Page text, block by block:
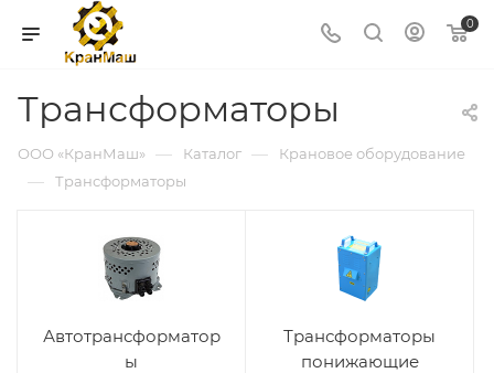
0
Трансформаторы
ООО «КранМаш» — Каталог — Крановое оборудование
— Трансформаторы
Автотрансформатор
ы
Трансформаторы
понижающие